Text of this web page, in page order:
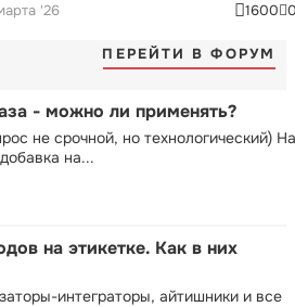
'26 1600
ПЕРЕЙТИ В ФОРУМ
- можно ли применять?
не срочной, но технологический) На
на...
на этикетке. Как в них
интеграторы, айтишники и все